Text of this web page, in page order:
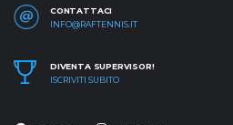
CONTATTACI
INFO@RAFTENNIS.IT
DIVENTA SUPERVISOR!
ISCRIVITI SUBITO